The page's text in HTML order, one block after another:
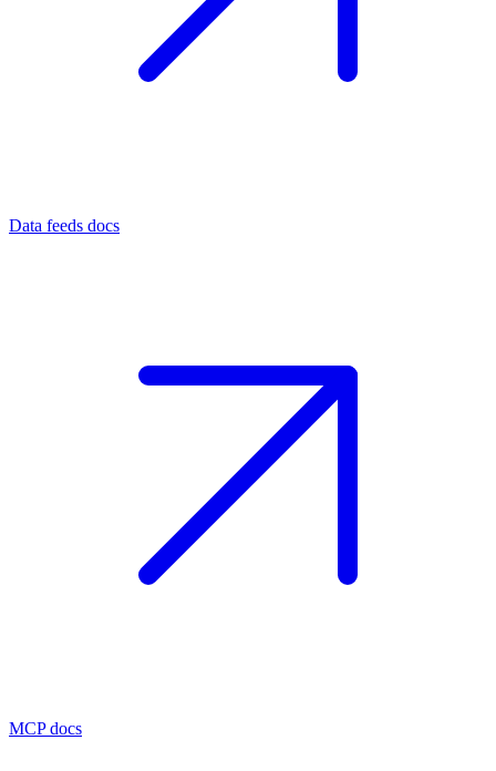
Data feeds docs
MCP docs